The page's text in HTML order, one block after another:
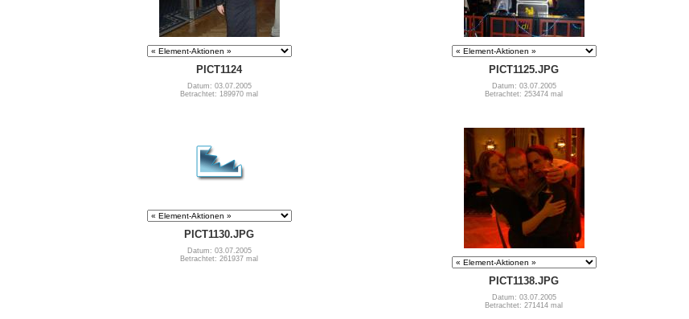
PICT1124
Datum: 03.07.2005
Betrachtet: 189970 mal
PICT1125.JPG
Datum: 03.07.2005
Betrachtet: 253474 mal
PICT1130.JPG
Datum: 03.07.2005
Betrachtet: 261937 mal
PICT1138.JPG
Datum: 03.07.2005
Betrachtet: 271414 mal